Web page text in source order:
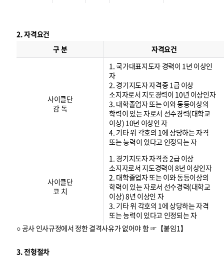
2. 자격요건
구 분 자격요건
사이클단
감 독
1. 국가대표지도자 경력이 1년 이상인
자
2. 경기지도자 자격증 1급 이상
소지자로서 지도경력이 10년 이상인자
3. 대학졸업자 또는 이와 동등이상의
학력이 있는 자로서 선수경력(대학교
이상) 10년 이상인 자
4. 기타 위 각호의 1에 상당하는 자격
또는 능력이 있다고 인정되는 자
사이클단
코 치
1. 경기지도자 자격증 2급 이상
소지자로서 지도경력이 8년 이상인자
2. 대학졸업자 또는 이와 동등이상의
학력이 있는 자로서 선수경력(대학교
이상) 8년 이상인 자
3. 기타 위 각호의 1에 상당하는 자격
또는 능력이 있다고 인정되는 자
○ 공사 인사규정에서 정한 결격사유가 없어야 함 ☞【붙임1】
3. 전형절차